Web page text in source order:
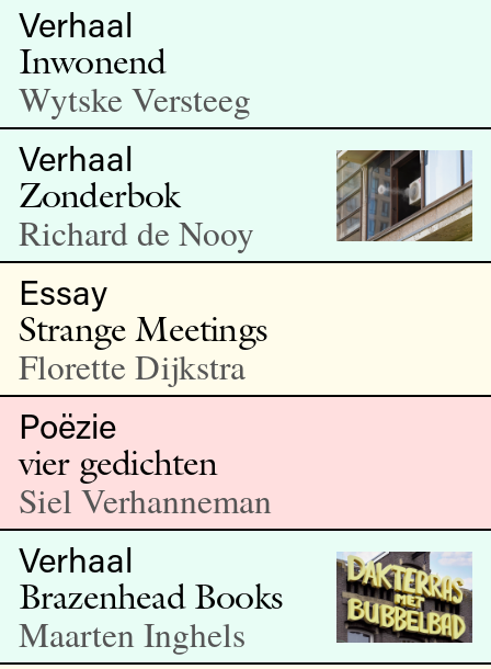
Verhaal
Inwonend
Wytske Versteeg
Verhaal
Zonderbok
Richard de Nooy
Essay
Strange Meetings
Florette Dijkstra
Poëzie
vier gedichten
Siel Verhanneman
Verhaal
Brazenhead Books
Maarten Inghels